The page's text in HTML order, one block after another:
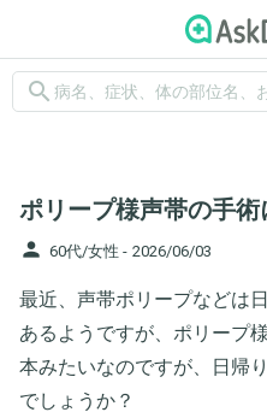
search
ポリープ様声帯の手術
person 60代/女性 - 2026/06/03
最近、声帯ポリープなどは
あるようですが、ポリープ
本みたいなのですが、日帰
でしょうか？